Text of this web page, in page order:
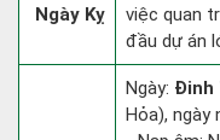
Ngày Kỵ
việc quan
đầu dự án
Ngày: Đinh
Hỏa), ngày